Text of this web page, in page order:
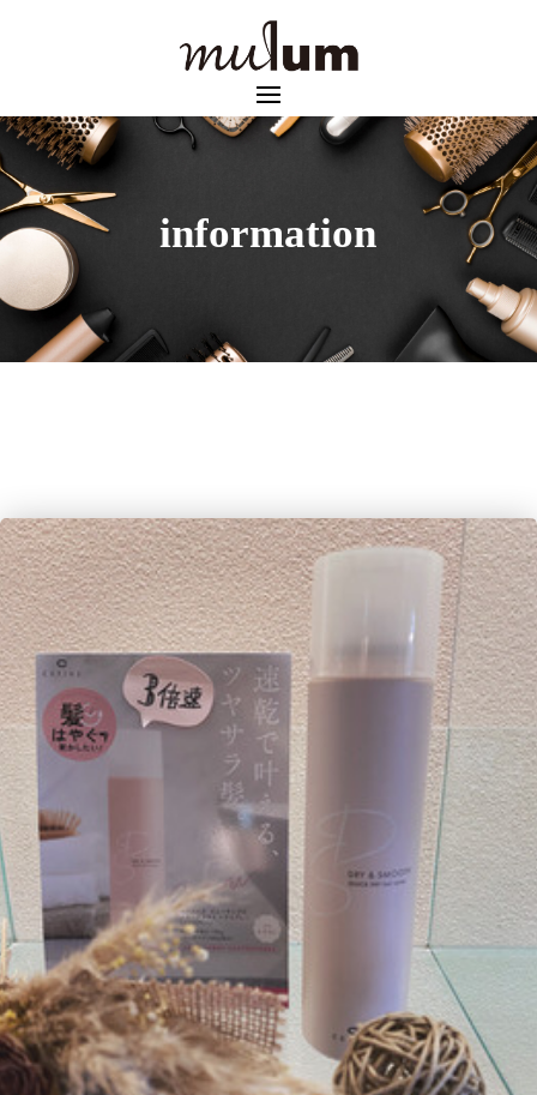
information